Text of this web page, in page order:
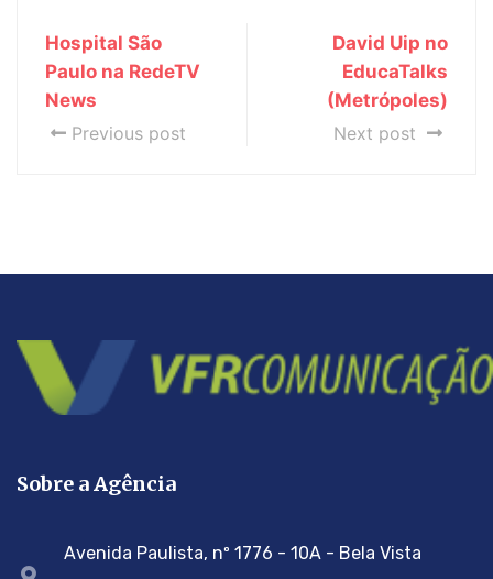
Hospital São
Paulo na RedeTV
News
Previous post
David Uip no
EducaTalks
(Metrópoles)
Next post
Sobre a Agência
Avenida Paulista, nº 1776 - 10A - Bela Vista